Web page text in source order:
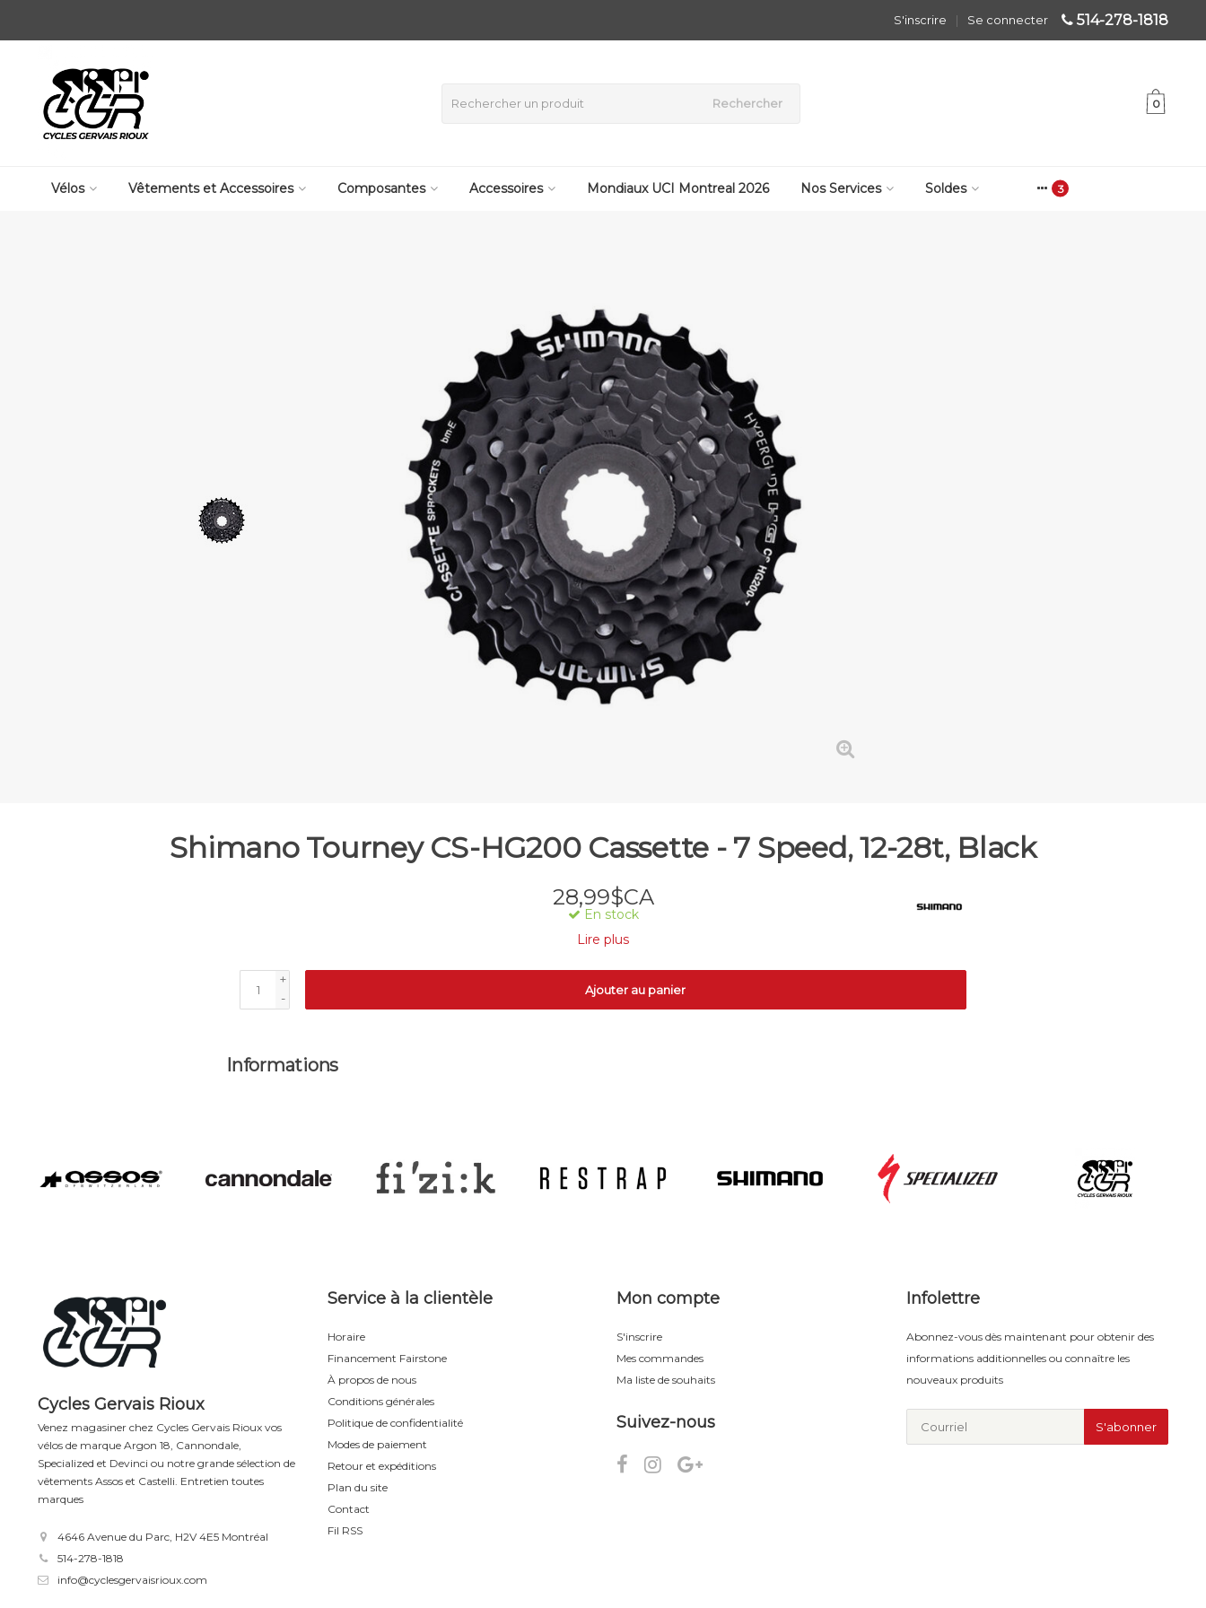
514-278-1818
Se connecter
|
S'inscrire
Rechercher 0
Vélos Vêtements et Accessoires Composantes Accessoires Mondiaux UCI Montreal 2026 Nos Services Soldes
Shimano Tourney CS-HG200 Cassette - 7 Speed, 12-28t, Black
28,99$CA
En stock
Lire plus
+
-
Ajouter au panier
Informations
Cycles Gervais Rioux
Venez magasiner chez Cycles Gervais Rioux vos
vélos de marque Argon 18, Cannondale,
Specialized et Devinci ou notre grande sélection de
vêtements Assos et Castelli. Entretien toutes
marques
4646 Avenue du Parc, H2V 4E5 Montréal
514-278-1818
info@cyclesgervaisrioux.com
Service à la clientèle
Horaire
Financement Fairstone
À propos de nous
Conditions générales
Politique de confidentialité
Modes de paiement
Retour et expéditions
Plan du site
Contact
Fil RSS
Mon compte
S'inscrire
Mes commandes
Ma liste de souhaits
Suivez-nous
Infolettre
Abonnez-vous dès maintenant pour obtenir des
informations additionnelles ou connaître les
nouveaux produits
S'abonner